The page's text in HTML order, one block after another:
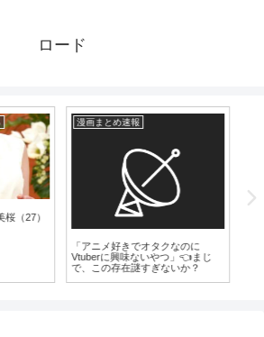
ロード
桜（27）
漫画まとめ速報
「アニメ好きでオタクなのに
Vtuberに興味ないやつ」👈まじ
で、この存在謎すぎないか？